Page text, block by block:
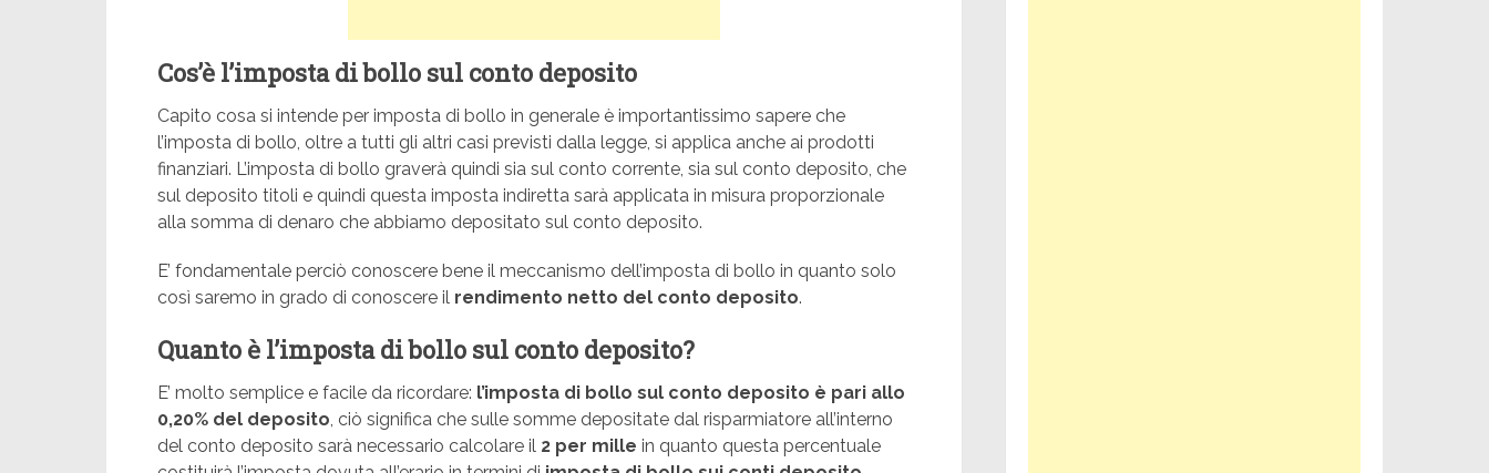
Cos’è l’imposta di bollo sul conto deposito
Capito cosa si intende per imposta di bollo in generale è importantissimo sapere che
l’imposta di bollo, oltre a tutti gli altri casi previsti dalla legge, si applica anche ai prodotti
finanziari. L’imposta di bollo graverà quindi sia sul conto corrente, sia sul conto deposito, che
sul deposito titoli e quindi questa imposta indiretta sarà applicata in misura proporzionale
alla somma di denaro che abbiamo depositato sul conto deposito.
E’ fondamentale perciò conoscere bene il meccanismo dell’imposta di bollo in quanto solo
così saremo in grado di conoscere il rendimento netto del conto deposito.
Quanto è l’imposta di bollo sul conto deposito?
E’ molto semplice e facile da ricordare: l’imposta di bollo sul conto deposito è pari allo
0,20% del deposito, ciò significa che sulle somme depositate dal risparmiatore all’interno
del conto deposito sarà necessario calcolare il 2 per mille in quanto questa percentuale